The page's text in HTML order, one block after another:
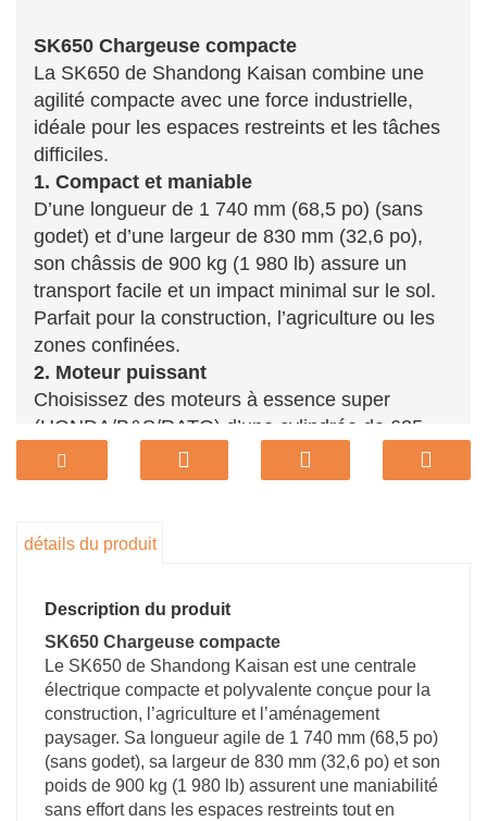
SK650 Chargeuse compacte
La SK650 de Shandong Kaisan combine une
agilité compacte avec une force industrielle,
idéale pour les espaces restreints et les tâches
difficiles.
1. Compact et maniable
D’une longueur de 1 740 mm (68,5 po) (sans
godet) et d’une largeur de 830 mm (32,6 po),
son châssis de 900 kg (1 980 lb) assure un
transport facile et un impact minimal sur le sol.
Parfait pour la construction, l’agriculture ou les
zones confinées.
2. Moteur puissant
Choisissez des moteurs à essence super
(HONDA/B&S/RATO) d’une cylindrée de 625
ml, d’une vitesse de 3 600 tr/min et d’une
durabilité refroidie à l’eau. Le réservoir de
d’inclinaison de 33,7° permettent de longs
3. Hydraulique avancée
Le circuit hydraulique à double flux (faible débit :
62,4 L/min, haut débit : 56 L/min) à 3 625 l/po²
permet de gérer les accessoires lourds, tandis
que le réservoir hydraulique de 45,4 l et le
joystick pilote assurent un fonctionnement
précis et sans fatigue.
4. Haute efficacité
détails du produit
Description du produit
SK650 Chargeuse compacte
Le SK650 de Shandong Kaisan est une centrale
électrique compacte et polyvalente conçue pour la
construction, l’agriculture et l’aménagement
paysager. Sa longueur agile de 1 740 mm (68,5 po)
(sans godet), sa largeur de 830 mm (32,6 po) et son
poids de 900 kg (1 980 lb) assurent une maniabilité
sans effort dans les espaces restreints tout en